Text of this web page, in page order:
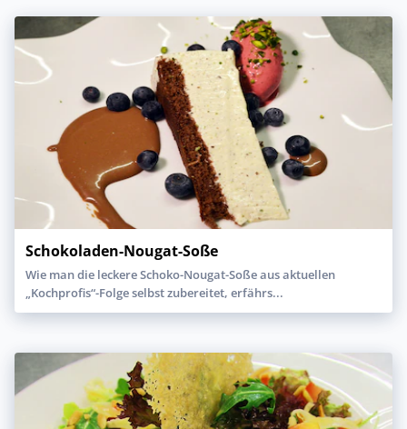
Schokoladen-Nougat-Soße
Wie man die leckere Schoko-Nougat-Soße aus aktuellen
„Kochprofis“-Folge selbst zubereitet, erfährs...